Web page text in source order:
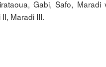
Gabi, Safo, Maradi
Maradi III.